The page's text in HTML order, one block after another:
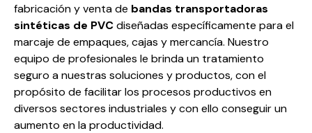
fabricación y venta de bandas transportadoras
sintéticas de PVCdiseñadas específicamente para el
marcaje de empaques, cajas y mercancía. Nuestro
equipo de profesionales le brinda un tratamiento
seguro a nuestras soluciones y productos, con el
propósito de facilitar los procesos productivos en
diversos sectores industriales y con ello conseguir un
aumento en la productividad.